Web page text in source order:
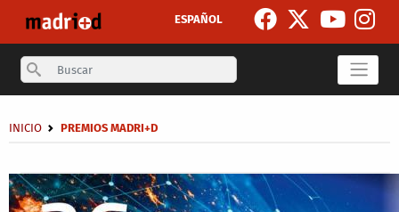
ESPAÑOL
Search
Breadcrumb
INICIO PREMIOS MADRI+D